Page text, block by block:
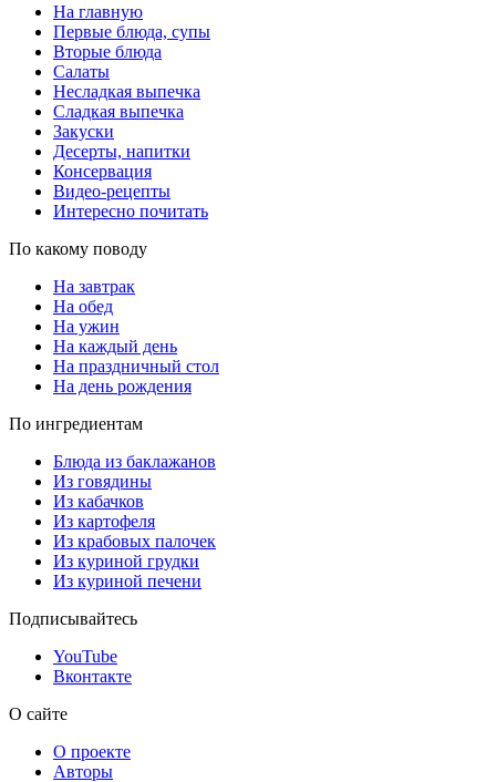
На главную
Первые блюда, супы
Вторые блюда
Салаты
Несладкая выпечка
Сладкая выпечка
Закуски
Десерты, напитки
Консервация
Видео-рецепты
Интересно почитать
По какому поводу
На завтрак
На обед
На ужин
На каждый день
На праздничный стол
На день рождения
По ингредиентам
Блюда из баклажанов
Из говядины
Из кабачков
Из картофеля
Из крабовых палочек
Из куриной грудки
Из куриной печени
Подписывайтесь
YouTube
Вконтакте
О сайте
О проекте
Авторы